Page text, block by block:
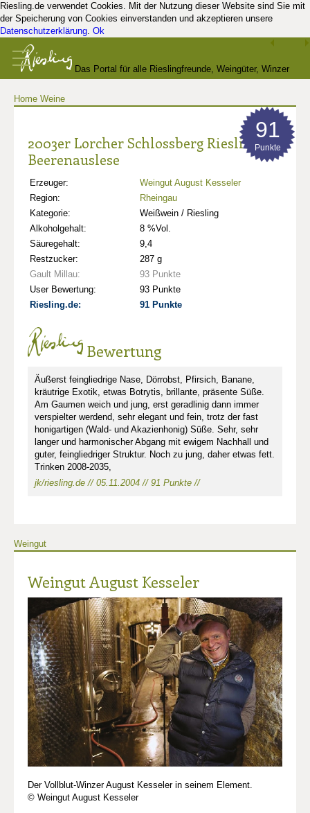
Riesling.de verwendet Cookies. Mit der Nutzung dieser Website sind Sie mit
der Speicherung von Cookies einverstanden und akzeptieren unsere
Datenschutzerklärung. Ok
Das Portal für alle Rieslingfreunde, Weingüter, Winzer
Home Weine
2003er Lorcher Schlossberg Riesling
Beerenauslese
Erzeuger:
Weingut August Kesseler
Region:
Rheingau
Kategorie:
Weißwein / Riesling
Alkoholgehalt:
8 %Vol.
Säuregehalt:
9,4
Restzucker:
287 g
Gault Millau:
93 Punkte
User Bewertung:
93 Punkte
Riesling.de:
91 Punkte
91
Punkte
Bewertung
Äußerst feingliedrige Nase, Dörrobst, Pfirsich, Banane,
kräutrige Exotik, etwas Botrytis, brillante, präsente Süße.
Am Gaumen weich und jung, erst geradlinig dann immer
verspielter werdend, sehr elegant und fein, trotz der fast
honigartigen (Wald- und Akazienhonig) Süße. Sehr, sehr
langer und harmonischer Abgang mit ewigem Nachhall und
guter, feingliedriger Struktur. Noch zu jung, daher etwas fett.
Trinken 2008-2035,
jk/riesling.de // 05.11.2004 // 91 Punkte //
Weingut
Weingut August Kesseler
Der Vollblut-Winzer August Kesseler in seinem Element.
© Weingut August Kesseler